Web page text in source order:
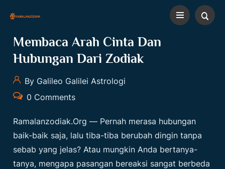
Membaca Arah Cinta Dan
Hubungan Dari Zodiak
By Galileo Galilei Astrologi
0 Comments
Ramalanzodiak.org — Pernah merasa hubungan
baik-baik saja, lalu tiba-tiba berubah dingin tanpa
sebab yang jelas? Atau mungkin Anda bertanya-
tanya, mengapa pasangan bereaksi sangat berbeda